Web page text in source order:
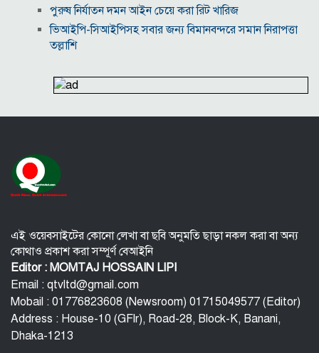
পুরুষ নির্যাতন দমন আইন চেয়ে করা রিট খারিজ
ভিআইপি-সিআইপিসহ সবার জন্য বিমানবন্দরে সমান নিরাপত্তা
তল্লাশি
চৌম্বক রহস্য
প্রতারণা মামলায় সালমান খানকে আদালতে তলব
হিরোশিমা-নাগাসাকি হামলার ৮১ বছর: বর্তমান বিশ্বে
পারমাণবিক পরিস্থিতি কি?
এই ওয়েবসাইটের কোনো লেখা বা ছবি অনুমতি ছাড়া নকল করা বা অন্য
কোথাও প্রকাশ করা সম্পূর্ণ বেআইনি
Editor : MOMTAJ HOSSAIN LIPI
Email : qtvltd@gmail.com
Mobail : 01776823608 (Newsroom) 01715049577 (Editor)
Address : House-10 (GFlr), Road-28, Block-K, Banani,
Dhaka-1213